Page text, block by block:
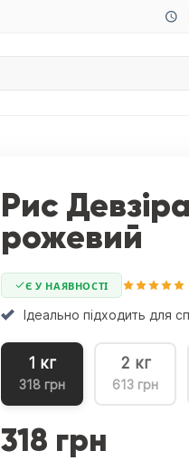
Рис
рожевий
Є У НАЯВНОСТІ
Ідеально підходить для
1 кг
318 грн
2 кг
613 грн
318 грн